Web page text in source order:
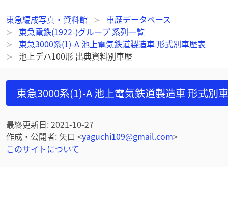
東急編成写真・資料館
車歴データベース
東急電鉄(1922-)グループ 系列一覧
東急3000系(1)-A 池上電気鉄道製造車 形式別車歴表
池上デハ100形 出典資料別車歴
東急3000系(1)-A 池上電気鉄道製造車 形式別
最終更新日:2021-10-27
作成・公開者: 矢口 <yaguchi109@gmail.com>
このサイトについて